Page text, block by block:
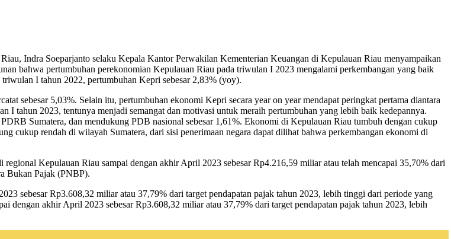
Indra Soeparjanto selaku Kepala Kantor Perwakilan Kementerian Keuangan di Kepulauan Riau menyampaikan
bahwa pertumbuhan perekonomian Kepulauan Riau pada triwulan I 2023 mengalami perkembangan yang baik
I tahun 2022, pertumbuhan Kepri sebesar 2,83% (yoy).
sebesar 5,03%. Selain itu, pertumbuhan ekonomi Kepri secara year on year mendapat peringkat pertama diantara
tahun 2023, tentunya menjadi semangat dan motivasi untuk meraih pertumbuhan yang lebih baik kedepannya.
Sumatera, dan mendukung PDB nasional sebesar 1,61%. Ekonomi di Kepulauan Riau tumbuh dengan cukup
cukup rendah di wilayah Sumatera, dari sisi penerimaan negara dapat dilihat bahwa perkembangan ekonomi di
Kepulauan Riau sampai dengan akhir April 2023 sebesar Rp4.216,59 miliar atau telah mencapai 35,70% dari
Bukan Pajak (PNBP).
sebesar Rp3.608,32 miliar atau 37,79% dari target pendapatan pajak tahun 2023, lebih tinggi dari periode yang
dengan akhir April 2023 sebesar Rp3.608,32 miliar atau 37,79% dari target pendapatan pajak tahun 2023, lebih